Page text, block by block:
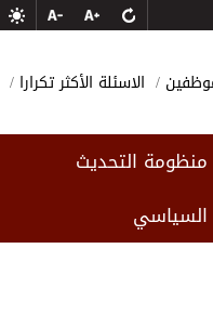
الاسئلة الأكثر تكرارا
منظومة التحديث
السياسي